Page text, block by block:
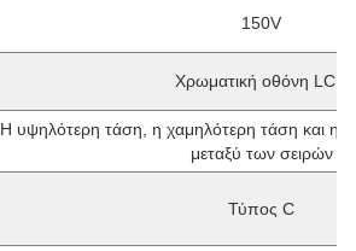
150V
Χρωματική οθόνη LCD
Η υψηλότερη τάση, η χαμηλότερη τάση και η
μεταξύ των σειρών
Τύπος C